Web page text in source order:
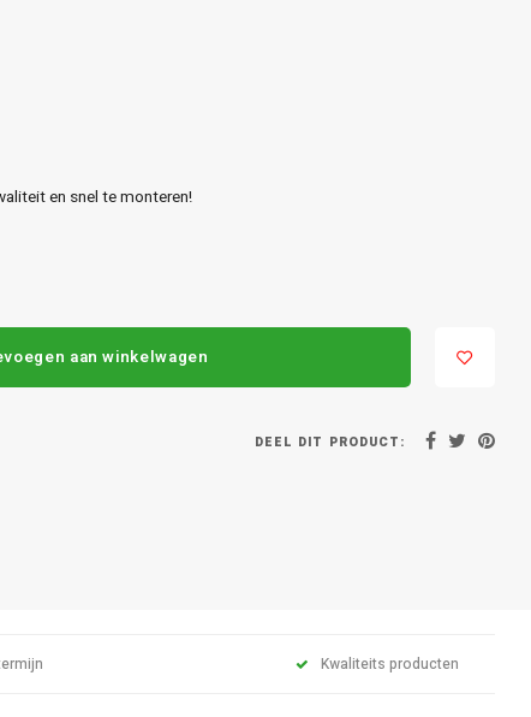
en snel te monteren!
aan winkelwagen
DEEL DIT PRODUCT:
Kwaliteits producten